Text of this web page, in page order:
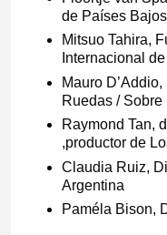
de Países Bajos
Mitsuo Tahira,
Internacional
Mauro
Ruedas / Sobre
Raymond Tan,
,productor de
Claudia Ruiz,
Argentina
Paméla Bison,